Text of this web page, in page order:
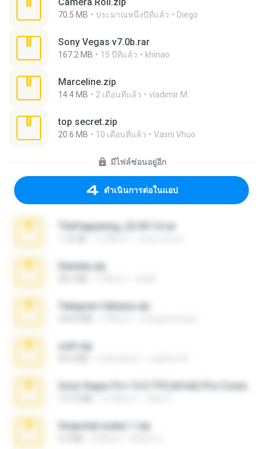
70.5 MB ประมาณหนึ่งปีที่แล้ว Diego
Sony Vegas v7.0b.rar
167.2 MB 15 ปีที่แล้ว khinao
Marceline.zip
14.4 MB 2 เดือนที่แล้ว vladimir M.
top secret.zip
20.6 MB 10 เดือนที่แล้ว Vasni Vhuo
มีไฟล์ซ่อนอยู่อีก
ดำเนินการต่อในแอป
TheFappening_22.09.14.rar
Daniela.zip
Telegram fabiana.zip
ouh!.zip
Snapchat nudes 1.zip